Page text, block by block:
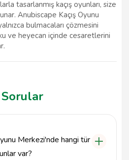
tasarlanmış kaçış oyunları, size
Anubiscape Kaçış Oyunu
bulmacaları çözmesini
ve heyecan içinde cesaretlerini
Sorular
Merkezi'nde hangi tür
var?